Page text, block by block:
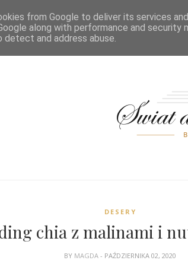
HOME POSIŁKI ŚWIĘTA
DESERY
chia z malinami i
BY MAGDA- PAŹDZIERNIKA 02, 2020
from Google to deliver its services
along with performance and
and address abuse.